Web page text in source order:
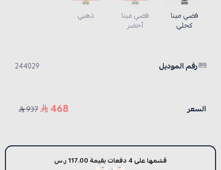
فضي مينا
كحلي
فضي مينا
أخضر
ذهبي
رقم الموديل 244029
السعر 468
937
قسّمها على 4 دفعات بقيمة 117.00 ر.س